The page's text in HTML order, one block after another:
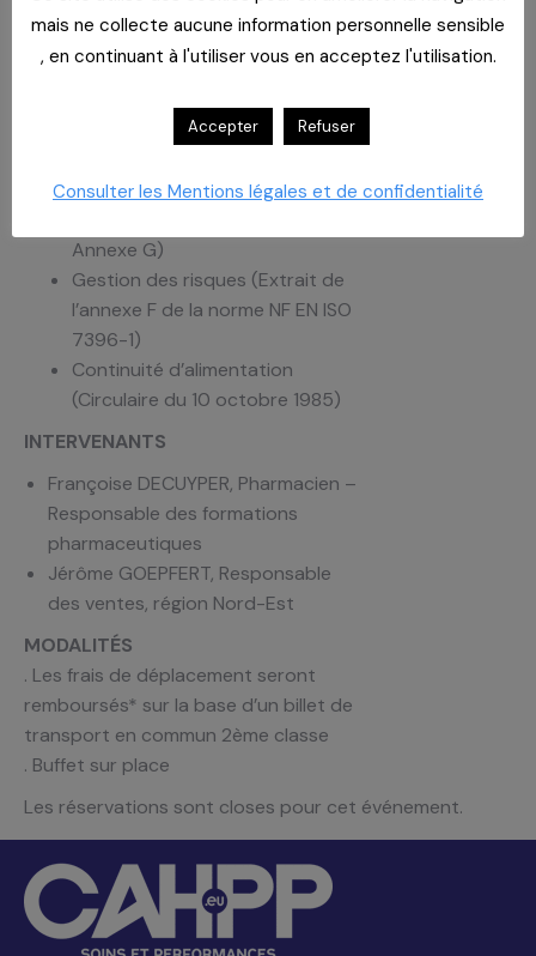
Surveillance des Gaz Médicaux
Réception pharmaceutique
Contrôle périodique des
Cas des systèmes de production
Gestion opérationnelle et
Annexe G)
Gestion des risques (Extrait de
l’annexe F de la norme NF EN ISO
7396-1)
Continuité d’alimentation
(Circulaire du 10 octobre 1985)
INTERVENANTS
Françoise DECUYPER, Pharmacien –
Responsable des formations
pharmaceutiques
Jérôme GOEPFERT, Responsable
des ventes, région Nord-Est
MODALITÉS
. Les frais de déplacement seront
remboursés* sur la base d’un billet de
transport en commun 2ème classe
. Buffet sur place
Les réservations sont closes pour cet événement.
mais ne collecte aucune information personnelle sensible
, en continuant à l'utiliser vous en acceptez l'utilisation.
Accepter Refuser
Consulter les Mentions légales et de confidentialité